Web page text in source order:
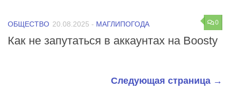
0
ОБЩЕСТВО 20.08.2025 - МАГЛИПОГОДА
Как не запутаться в аккаунтах на Boosty
Следующая страница →